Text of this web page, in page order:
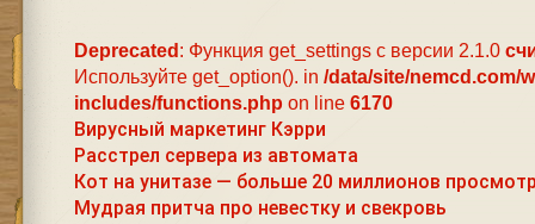
Deprecated : Функция get_settings с версии 2.1.0
Используйте get_option(). in /data/site/nemcd.com/
includes/functions.php on line 6170
Вирусный маркетинг Кэрри
Расстрел сервера из автомата
Кот на унитазе — больше 20 миллионов
Мудрая притча про невестку и свекровь